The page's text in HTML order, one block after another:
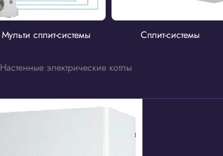
Мульти сплит-системы Сплит-системы
Настенные электрические котлы